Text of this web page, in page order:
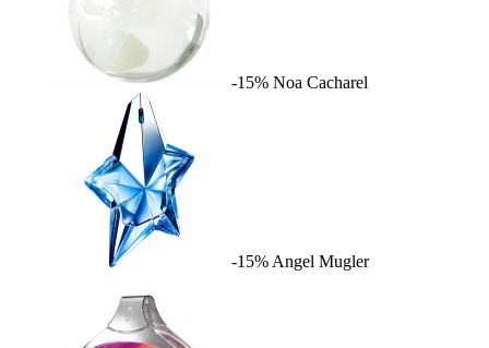
-15% Noa Cacharel
-15% Angel Mugler